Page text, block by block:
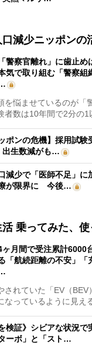
減少ニッポンの
「警察官離れ」に歯止
気で取り組む「警察
悩ませているのが「
者数は10年間で2分の1
ポンの危機】採用試
生数減がも…
減少で「医師不足」
療が限界に 今後…
乗ってみた、使
4ヶ月間で受注累計6000
「航続距離の不安」「
れていた「EV（BEV
なっているように見え
検証》シビアな状況
ーボ」と「スト…